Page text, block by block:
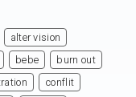
alter vision
bebe
burn out
conflit